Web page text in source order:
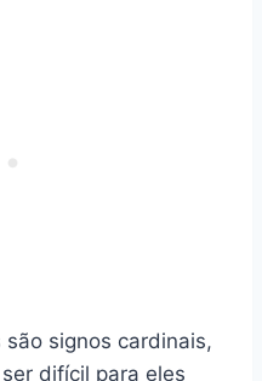
signos cardinais,
difícil para eles